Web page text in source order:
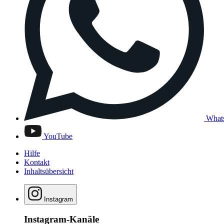
YouTube
Hilfe
Kontakt
Inhaltsübersicht
Instagram
Instagram-Kanäle